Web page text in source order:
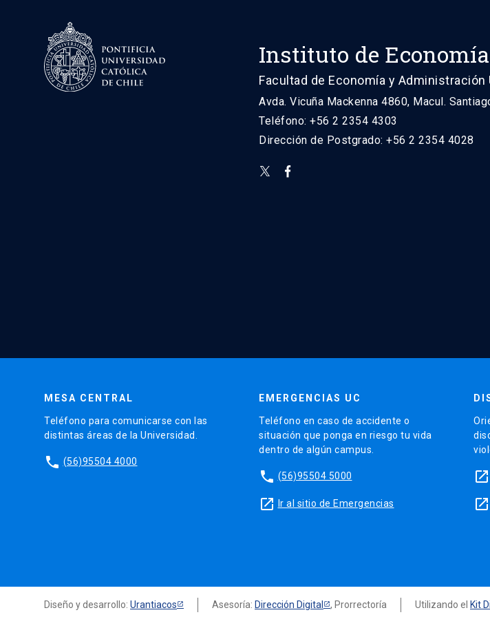
Instituto de Economía
Facultad de Economía y Administración
Avda. Vicuña Mackenna 4860, Macul.
Teléfono: +56 2 2354 4303
Dirección de Postgrado: +56 2 2354 4028
MESA CENTRAL
Teléfono para comunicarse con las
distintas áreas de la Universidad.
phone (56)95504 4000
EMERGENCIAS UC
Teléfono en caso de accidente o
situación que ponga en riesgo tu vida
dentro de algún campus.
phone (56)95504 5000
launch Ir al sitio de Emergencias
launch
launch
Diseño y desarrollo: Urantiacos Asesoría: Dirección Digital , Prorrectoría Utilizando el Kit